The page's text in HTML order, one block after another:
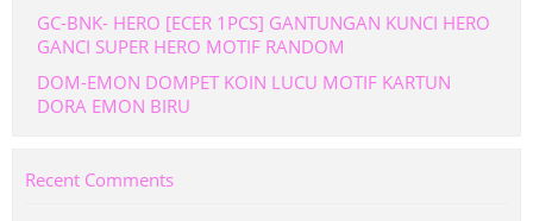
GC-BNK- HERO [ECER 1PCS] GANTUNGAN KUNCI HERO
GANCI SUPER HERO MOTIF RANDOM
DOM-EMON DOMPET KOIN LUCU MOTIF KARTUN
DORA EMON BIRU
Recent Comments